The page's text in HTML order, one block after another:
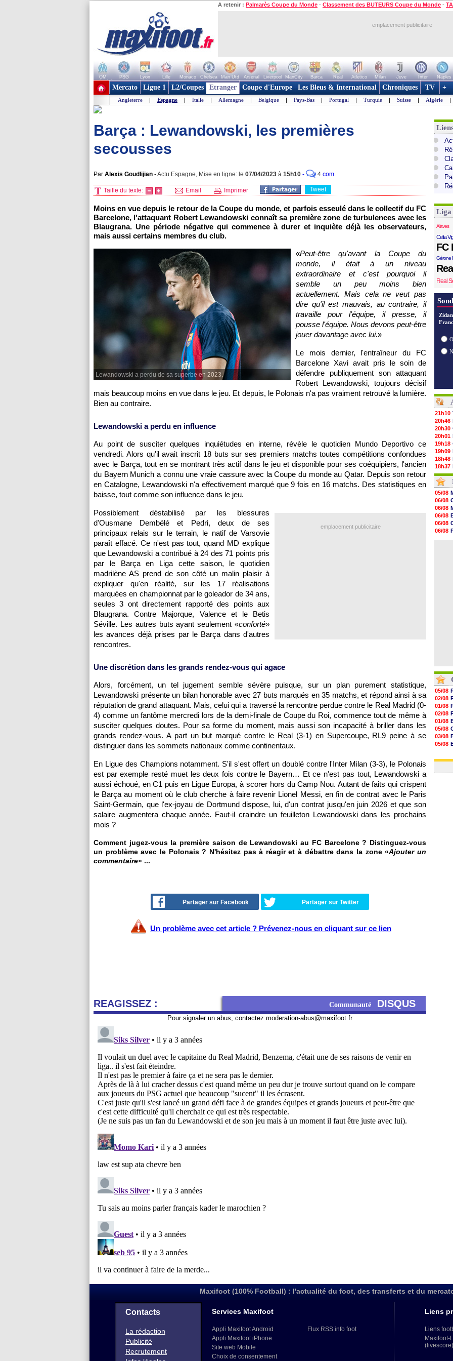
A retenir : Palmarès Coupe du Monde - Classement des BUTEURS Coupe du Monde -
emplacement publicitaire
OM PSG Lyon Lille Monaco Chelsea Man Utd Arsenal Liverpool ManCity Barca Real Atletico Milan Juve Inter Naples
+ de clubs
Mercato Ligue 1 L2/Coupes Etranger Coupe d'Europe Les Bleus & International Chroniques TV +
Angleterre | Espagne | Italie | Allemagne | Belgique | Pays-Bas | Portugal | Turquie | Suisse | Algérie |
Barça : Lewandowski, les premières
secousses
Par Alexis Goudlijian -Actu Espagne, Mise en ligne: le 07/04/2023 à 15h10 - 4 com.
Taille du texte: Email Imprimer Tweet
Moins en vue depuis le retour de la Coupe du monde, et parfois esseulé dans le collectif du FC
Barcelone, l'attaquant Robert Lewandowski connaît sa première zone de turbulences avec les
Blaugrana. Une période négative qui commence à durer et inquiète déjà les observateurs,
mais aussi certains membres du club.
Lewandowski a perdu de sa superbe en 2023.
«Peut-être qu'avant la Coupe du
monde, il était à un niveau
extraordinaire et c'est pourquoi il
semble un peu moins bien
actuellement. Mais cela ne veut pas
dire qu'il est mauvais, au contraire, il
travaille pour l'équipe, il presse, il
pousse l'équipe. Nous devons peut-être
jouer davantage avec lui.»
Le mois dernier, l'entraîneur du FC
Barcelone Xavi avait pris le soin de
défendre publiquement son attaquant
Robert Lewandowski, toujours décisif
mais beaucoup moins en vue dans le jeu. Et depuis, le Polonais n'a pas vraiment retrouvé la lumière.
Bien au contraire.
Lewandowski a perdu en influence
Au point de susciter quelques inquiétudes en interne, révèle le quotidien Mundo Deportivo ce
vendredi. Alors qu'il avait inscrit 18 buts sur ses premiers matchs toutes compétitions confondues
avec le Barça, tout en se montrant très actif dans le jeu et disponible pour ses coéquipiers, l'ancien
du Bayern Munich a connu une vraie cassure avec la Coupe du monde au Qatar. Depuis son retour
en Catalogne, Lewandowski n'a effectivement marqué que 9 fois en 16 matchs. Des statistiques en
baisse, tout comme son influence dans le jeu.
emplacement publicitaire
Possiblement déstabilisé par les blessures
d'Ousmane Dembélé et Pedri, deux de ses
principaux relais sur le terrain, le natif de Varsovie
paraît effacé. Ce n'est pas tout, quand MD explique
que Lewandowski a contribué à 24 des 71 points pris
par le Barça en Liga cette saison, le quotidien
madrilène AS prend de son côté un malin plaisir à
expliquer qu'en réalité, sur les 17 réalisations
marquées en championnat par le goleador de 34 ans,
seules 3 ont directement rapporté des points aux
Blaugrana. Contre Majorque, Valence et le Betis
Séville. Les autres buts ayant seulement «conforté»
les avances déjà prises par le Barça dans d'autres
rencontres.
Une discrétion dans les grands rendez-vous qui agace
Alors, forcément, un tel jugement semble sévère puisque, sur un plan purement statistique,
Lewandowski présente un bilan honorable avec 27 buts marqués en 35 matchs, et répond ainsi à sa
réputation de grand attaquant. Mais, celui qui a traversé la rencontre perdue contre le Real Madrid (0-
4) comme un fantôme mercredi lors de la demi-finale de Coupe du Roi, commence tout de même à
susciter quelques doutes. Pour sa forme du moment, mais aussi son incapacité à briller dans les
grands rendez-vous. A part un but marqué contre le Real (3-1) en Supercoupe, RL9 peine à se
distinguer dans les sommets nationaux comme continentaux.
En Ligue des Champions notamment. S'il s'est offert un doublé contre l'Inter Milan (3-3), le Polonais
est par exemple resté muet les deux fois contre le Bayern… Et ce n'est pas tout, Lewandowski a
aussi échoué, en C1 puis en Ligue Europa, à scorer hors du Camp Nou. Autant de faits qui crispent
le Barça au moment où le club cherche à faire revenir Lionel Messi, en fin de contrat avec le Paris
Saint-Germain, que l'ex-joyau de Dortmund dispose, lui, d'un contrat jusqu'en juin 2026 et que son
salaire augmentera chaque année. Faut-il craindre un feuilleton Lewandowski dans les prochains
mois ?
Comment jugez-vous la première saison de Lewandowski au FC Barcelone ? Distinguez-vous
un problème avec le Polonais ? N'hésitez pas à réagir et à débattre dans la zone «Ajouter un
commentaire» ...
Partager sur Facebook Partager sur Twitter
Un problème avec cet article ? Prévenez-nous en cliquant sur ce lien
REAGISSEZ : Communauté DISQUS
Pour signaler un abus, contactez moderation-abus@maxifoot.fr
Liga
Alaves
Celta
FC
Gérone
Real
21h10
20h46
20h30
20h01
19h18
19h09
18h48
18h37
18h29
17h58
17h46
17h32
17h16
16h59
16h37
16h33
16h27
05/08
06/08
06/08
06/08
06/08
06/08
05/08
02/08
01/08
02/08
01/08
05/08
03/08
05/08
03/08
Maxifoot (100% Football) : l'actualité du foot, des transferts et du
Contacts
La rédaction
Publicité
Recrutement
Services Maxifoot
Appli Maxifoot Android
Appli Maxifoot iPhone
Site web Mobile
Choix de consentement
Flux RSS info foot
Liens
Liens
Maxifoot-
(livescore)